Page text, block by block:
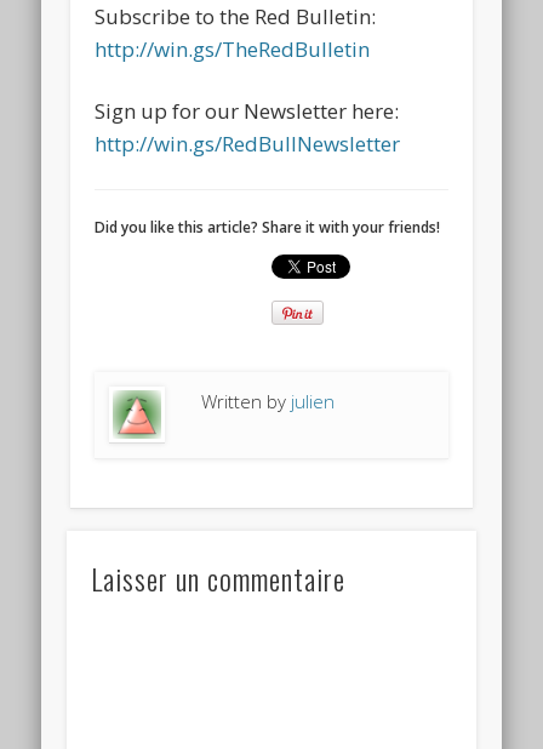
Subscribe to the Red Bulletin:
http://win.gs/TheRedBulletin
Sign up for our Newsletter here:
http://win.gs/RedBullNewsletter
Did you like this article? Share it with your friends!
Written by julien
Laisser un commentaire